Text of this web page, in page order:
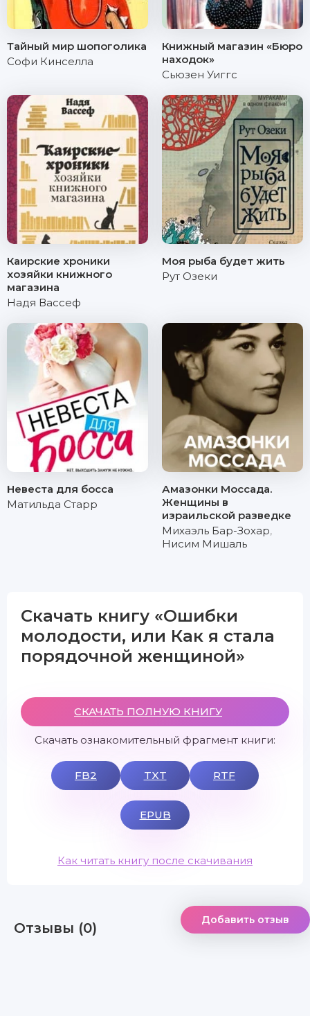
Тайный мир шопоголика
Софи Кинселла
Книжный магазин «Бюро
находок»
Сьюзен Уиггс
Каирские хроники
хозяйки книжного
магазина
Надя Вассеф
Моя рыба будет жить
Рут Озеки
Невеста для босса
Матильда Старр
Амазонки Моссада.
Женщины в
израильской разведке
Михаэль Бар-Зохар,
Нисим Мишаль
Скачать книгу «Ошибки
молодости, или Как я стала
порядочной женщиной»
СКАЧАТЬ ПОЛНУЮ КНИГУ
Скачать ознакомительный фрагмент книги:
FB2 TXT RTF
EPUB
Как читать книгу после скачивания
Отзывы (0) Добавить отзыв